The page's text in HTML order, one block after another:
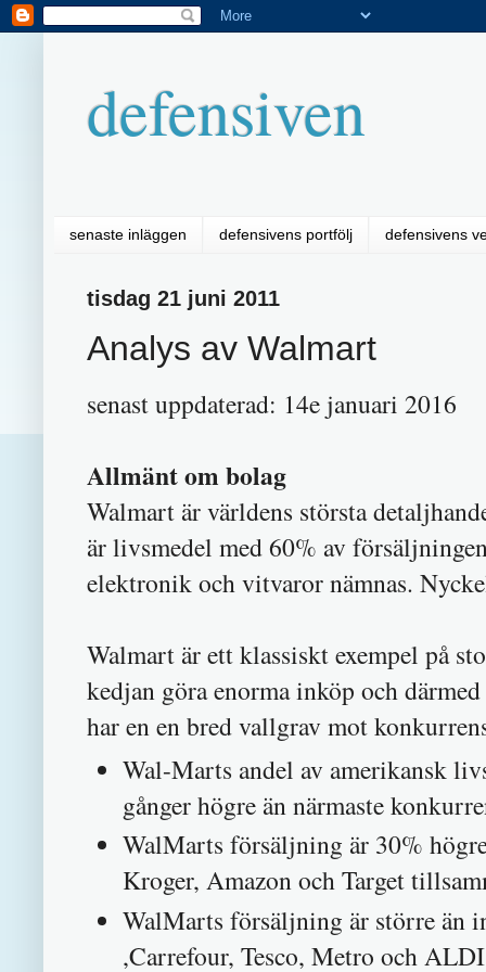
defensiven
senaste inläggen defensivens portfölj defensivens
tisdag 21 juni 2011
Analys av Walmart
senast uppdaterad: 14e januari 2016
Allmänt om bolag
Walmart är världens största
är livsmedel med 60% av
elektronik och vitvaror nämnas.
Walmart är ett klassiskt exempel på
kedjan göra enorma inköp och
har en en bred vallgrav mot
Wal-Marts andel av amerikansk
gånger högre än närmaste
WalMarts försäljning är 30%
Kroger, Amazon och Target
WalMarts försäljning är större än
,Carrefour, Tesco, Metro och